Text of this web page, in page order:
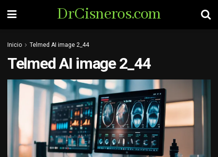
DrCisneros.com
Inicio Telmed AI image 2_44
Telmed AI image 2_44